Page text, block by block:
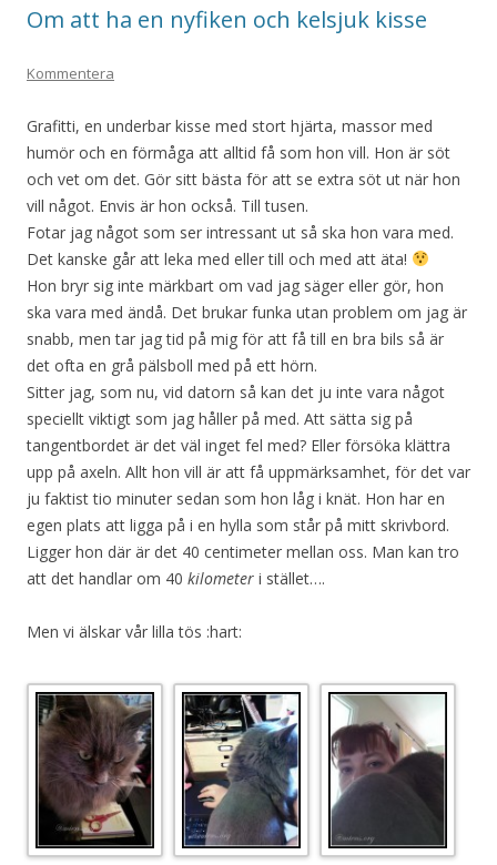
Om att ha en nyfiken och kelsjuk kisse
Kommentera
Grafitti, en underbar kisse med stort hjärta, massor med
humör och en förmåga att alltid få som hon vill. Hon är söt
och vet om det. Gör sitt bästa för att se extra söt ut när hon
vill något. Envis är hon också. Till tusen.
Fotar jag något som ser intressant ut så ska hon vara med.
Det kanske går att leka med eller till och med att äta!
Hon bryr sig inte märkbart om vad jag säger eller gör, hon
ska vara med ändå. Det brukar funka utan problem om jag är
snabb, men tar jag tid på mig för att få till en bra bils så är
det ofta en grå pälsboll med på ett hörn.
Sitter jag, som nu, vid datorn så kan det ju inte vara något
speciellt viktigt som jag håller på med. Att sätta sig på
tangentbordet är det väl inget fel med? Eller försöka klättra
upp på axeln. Allt hon vill är att få uppmärksamhet, för det var
ju faktist tio minuter sedan som hon låg i knät. Hon har en
egen plats att ligga på i en hylla som står på mitt skrivbord.
Ligger hon där är det 40 centimeter mellan oss. Man kan tro
att det handlar om 40 kilometer i stället….
Men vi älskar vår lilla tös :hart: